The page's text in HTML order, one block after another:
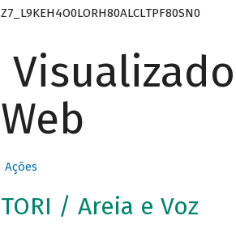
Z7_L9KEH4O0LORH80ALCLTPF80SN0
Web
Ações
TORI / Areia e Voz